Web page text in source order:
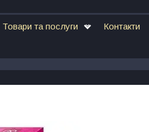
Товари та послуги Контакти